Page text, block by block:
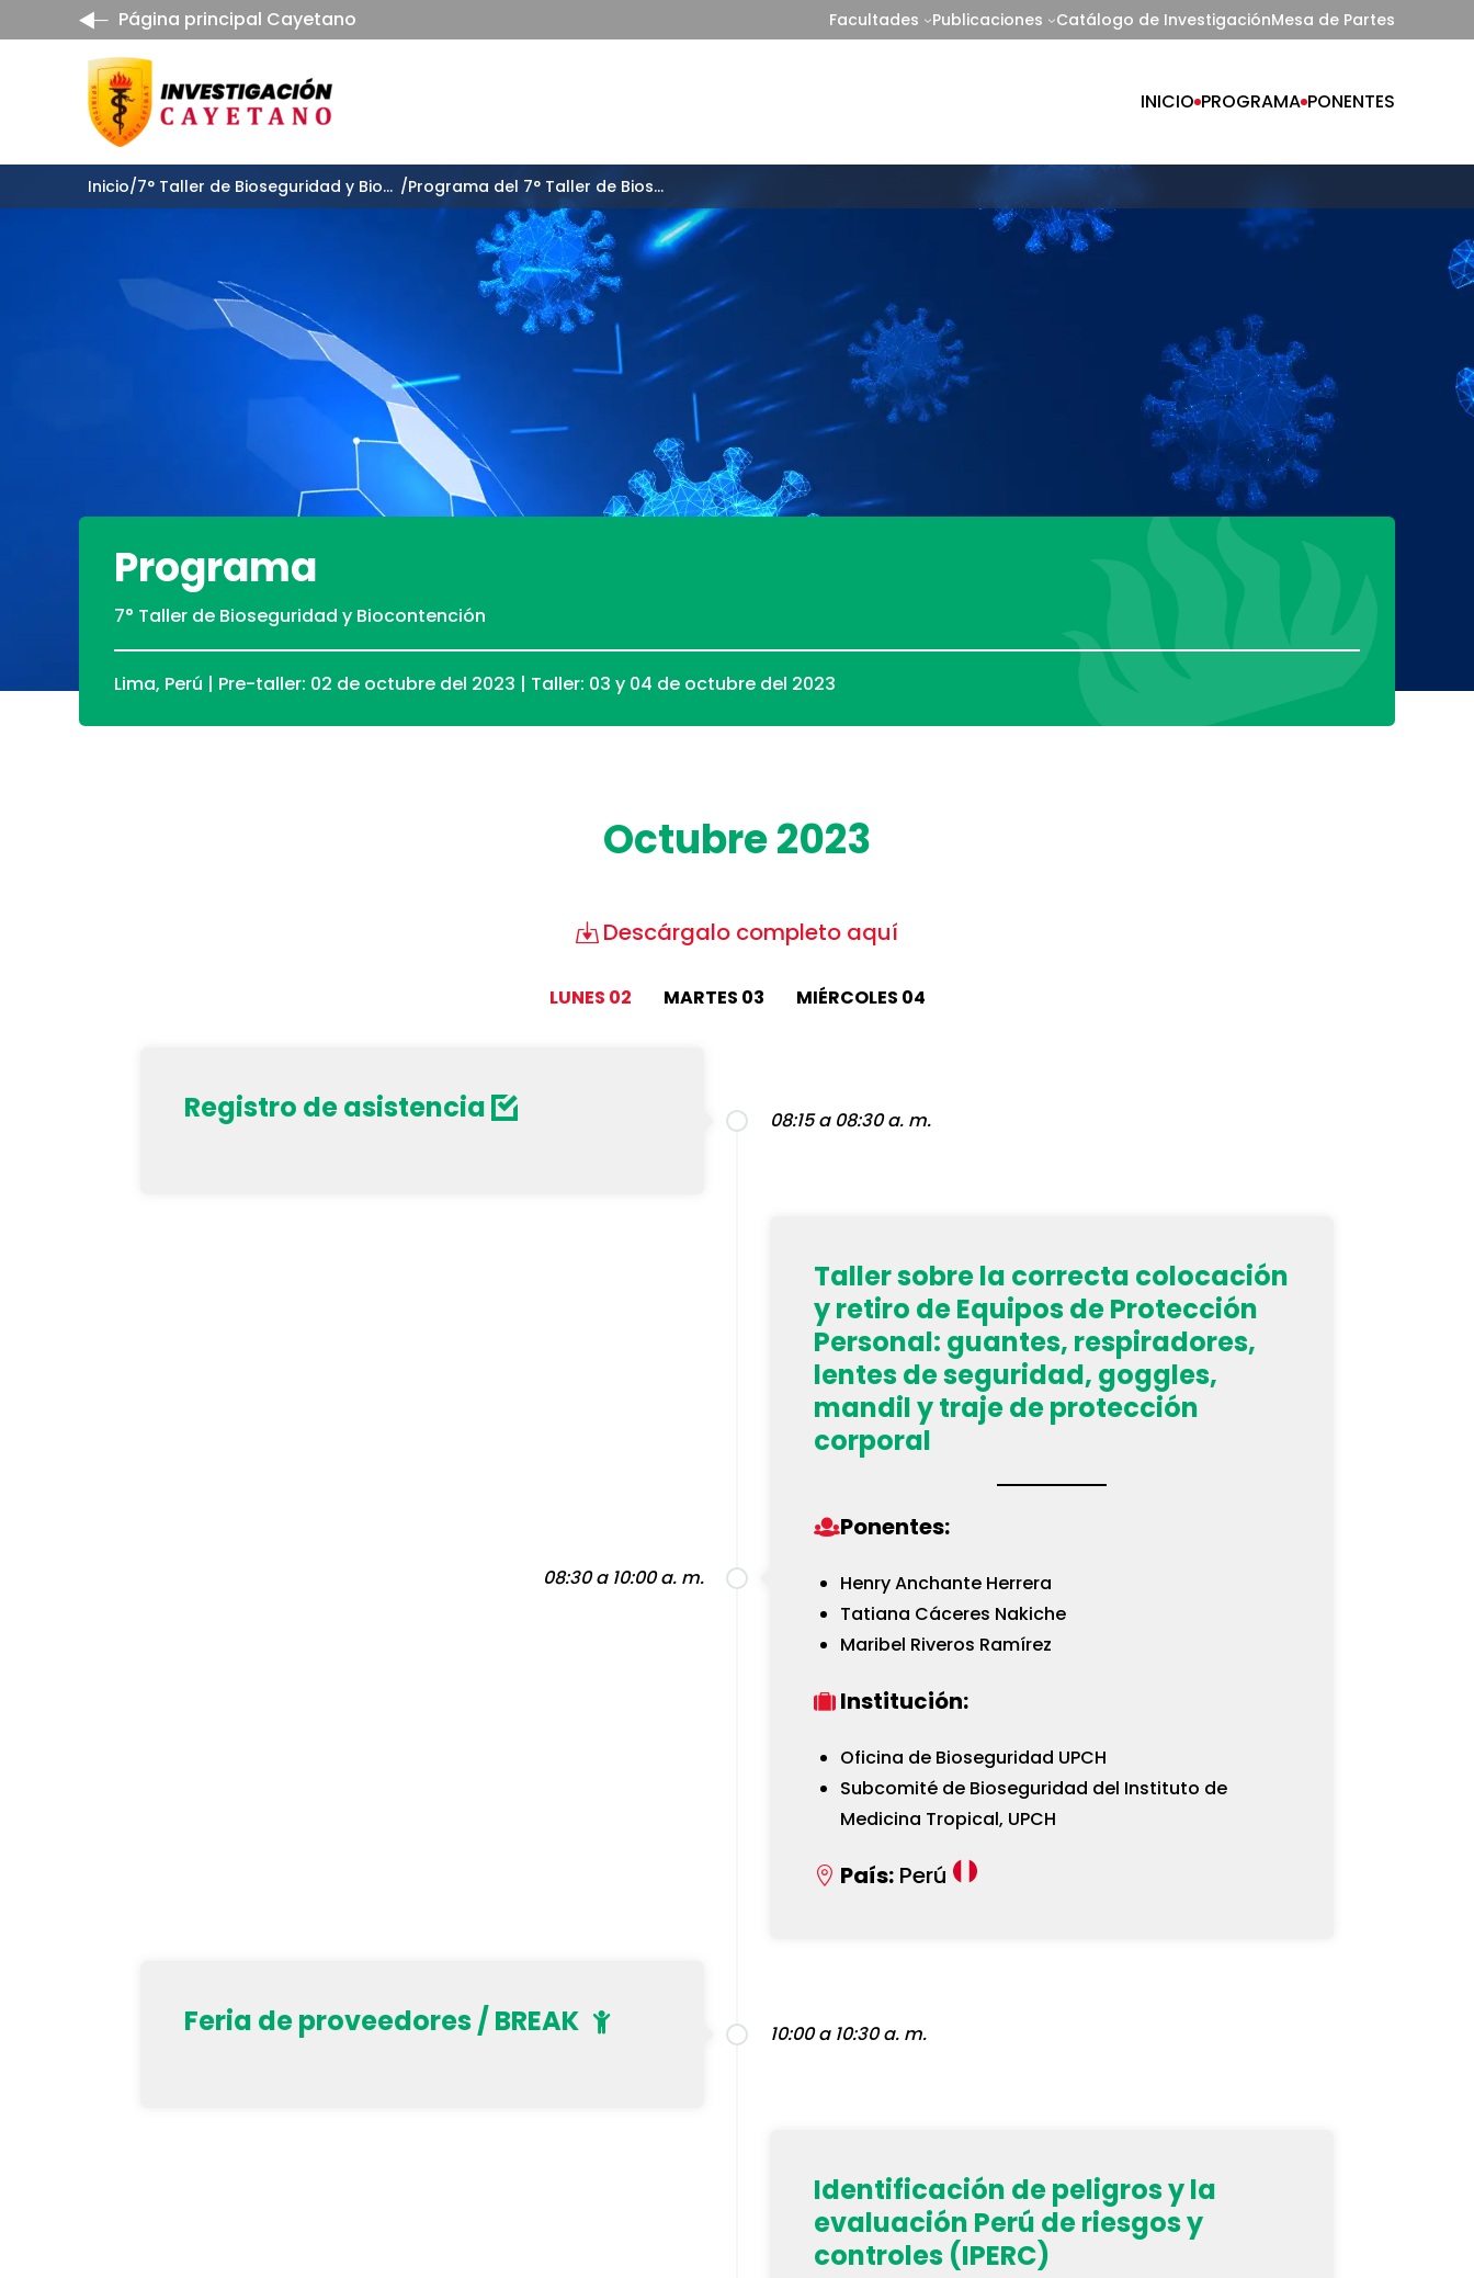
Página principal Cayetano Facultades Publicaciones Catálogo de InvestigaciónMesa de Partes
INICIO PROGRAMA PONENTES
Inicio/ 7° Taller de Bioseguridad y Biocontención / Programa del 7° Taller de Bioseguridad y Biocontención
Programa
7° Taller de Bioseguridad y Biocontención
Lima, Perú | Pre-taller: 02 de octubre del 2023 | Taller: 03 y 04 de octubre del 2023
Octubre 2023
Descárgalo completo aquí
LUNES 02 MARTES 03 MIÉRCOLES 04
Registro de asistencia 08:15 a 08:30 a. m.
Taller sobre la correcta colocación
y retiro de Equipos de Protección
Personal: guantes, respiradores,
lentes de seguridad, goggles,
mandil y traje de protección
corporal
Ponentes:
Henry Anchante Herrera
Tatiana Cáceres Nakiche
Maribel Riveros Ramírez
Institución:
Oficina de Bioseguridad UPCH
Subcomité de Bioseguridad del Instituto de
Medicina Tropical, UPCH
País: Perú
08:30 a 10:00 a. m.
Feria de proveedores / BREAK 10:00 a 10:30 a. m.
Identificación de peligros y la
evaluación Perú de riesgos y
controles (IPERC)